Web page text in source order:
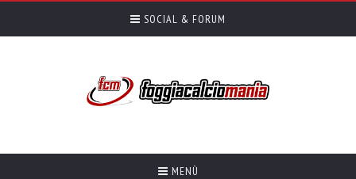
SOCIAL & FORUM
MENÙ